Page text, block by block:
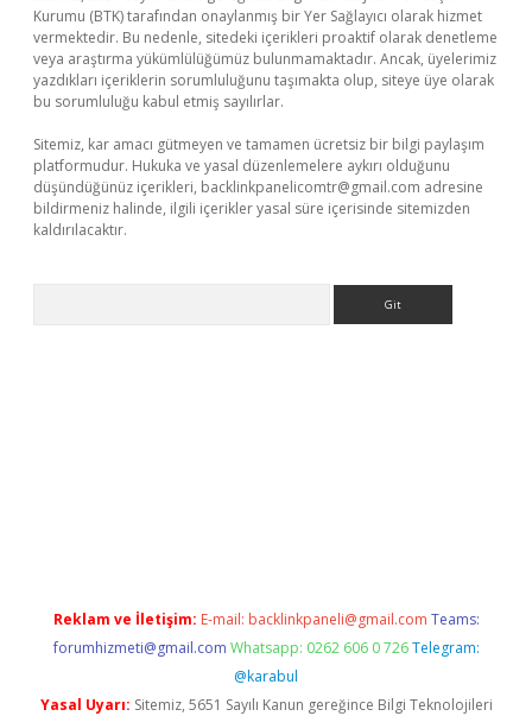
Kurumu (BTK) tarafından onaylanmış bir Yer Sağlayıcı olarak hizmet
vermektedir. Bu nedenle, sitedeki içerikleri proaktif olarak denetleme
veya araştırma yükümlülüğümüz bulunmamaktadır. Ancak, üyelerimiz
yazdıkları içeriklerin sorumluluğunu taşımakta olup, siteye üye olarak
bu sorumluluğu kabul etmiş sayılırlar.
Sitemiz, kar amacı gütmeyen ve tamamen ücretsiz bir bilgi paylaşım
platformudur. Hukuka ve yasal düzenlemelere aykırı olduğunu
düşündüğünüz içerikleri, backlinkpanelicomtr@gmail.com adresine
bildirmeniz halinde, ilgili içerikler yasal süre içerisinde sitemizden
kaldırılacaktır.
Reklam ve İletişim: E-mail: backlinkpaneli@gmail.com Teams:
forumhizmeti@gmail.com Whatsapp: 0262 606 0 726 Telegram:
@karabul
Yasal Uyarı: Sitemiz, 5651 Sayılı Kanun gereğince Bilgi Teknolojileri